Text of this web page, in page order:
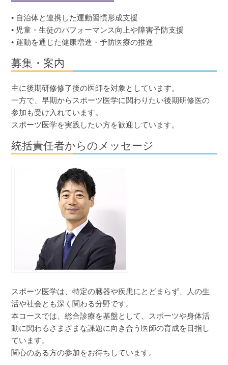
• 自治体と連携した運動習慣形成支援
• 児童・生徒のパフォーマンス向上や障害予防支援
• 運動を通じた健康増進・予防医療の推進
募集・案内
主に後期研修修了後の医師を対象としています。
一方で、早期からスポーツ医学に関わりたい後期研修医の
参加も受け入れています。
スポーツ医学を実践したい方を歓迎しています。
統括責任者からのメッセージ
スポーツ医学は、特定の臓器や疾患にとどまらず、人の生
活や社会とも深く関わる分野です。
本コースでは、総合診療を基盤として、スポーツや身体活
動に関わるさまざまな課題に向き合う医師の育成を目指し
ています。
関心のある方の参加をお待ちしています。